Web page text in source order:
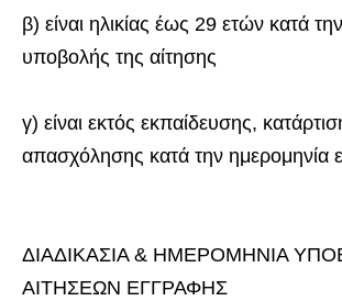
β) είναι ηλικίας έως 29 ετών κατά
υποβολής της αίτησης
γ) είναι εκτός εκπαίδευσης,
απασχόλησης κατά την ημερομηνία
ΔΙΑΔΙΚΑΣΙΑ & ΗΜΕΡΟΜΗΝΙΑ
ΑΙΤΗΣΕΩΝ ΕΓΓΡΑΦΗΣ